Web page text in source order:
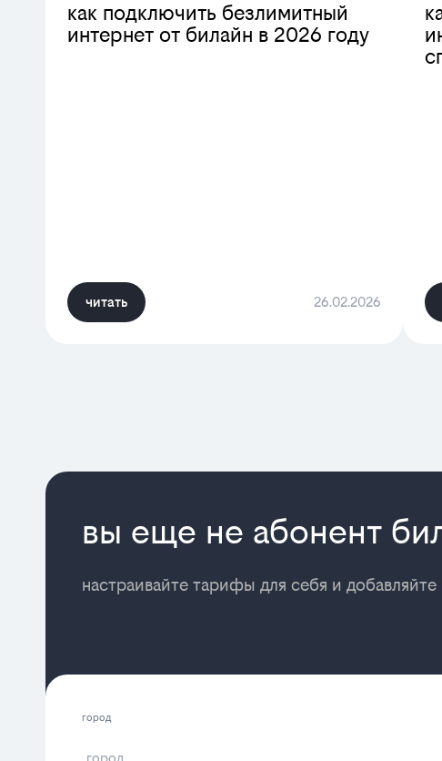
как подключить безлимитный
интернет от билайн в 2026 году
читать 26.02.2026
вы еще не абонент
настраивайте тарифы для себя и
город